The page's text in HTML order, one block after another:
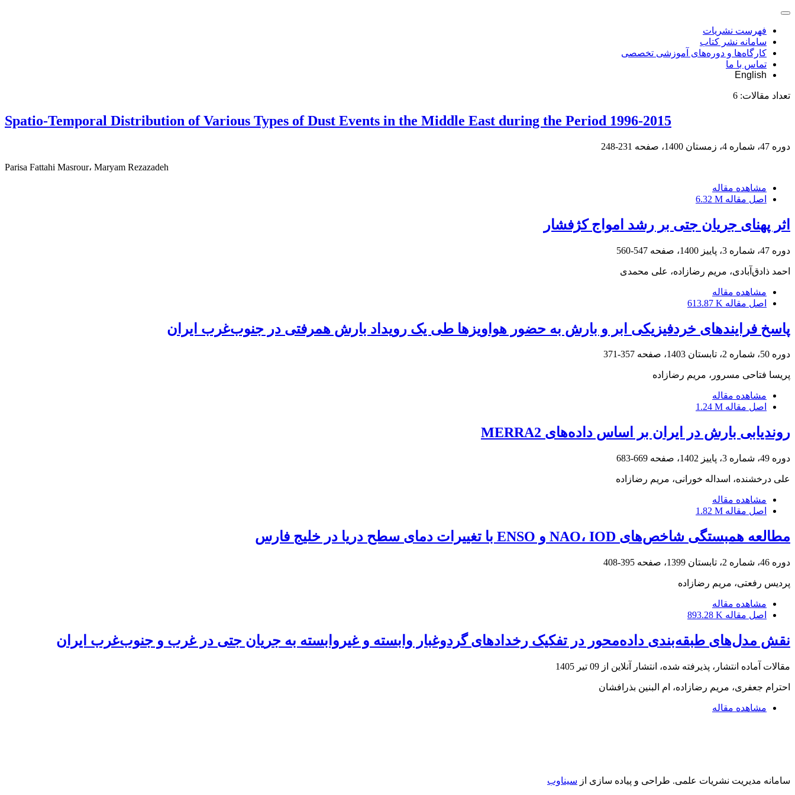
فهرست نشریات
سامانه نشر کتاب
کارگاه‌ها و دوره‌های آموزشی تخصصی
تماس با ما
English
تعداد مقالات: 6
Spatio-Temporal Distribution of Various Types of Dust Events in the Middle East during the Period 1996-2015
دوره 47، شماره 4، زمستان 1400، صفحه 231-248
Parisa Fattahi Masrour، Maryam Rezazadeh
مشاهده مقاله
اصل مقاله 6.32 M
اثر پهنای جریان جتی بر رشد امواج کژفشار
دوره 47، شماره 3، پاییز 1400، صفحه 547-560
احمد ذادق‌آبادی، مریم رضازاده، علی محمدی
مشاهده مقاله
اصل مقاله 613.87 K
پاسخ فرایندهای خردفیزیکی ابر و بارش به حضور هواویزها طی یک رویداد بارش همرفتی در جنوب‌غرب ایران
دوره 50، شماره 2، تابستان 1403، صفحه 357-371
پریسا فتاحی مسرور، مریم رضازاده
مشاهده مقاله
اصل مقاله 1.24 M
روندیابی بارش در ایران بر اساس داده‌‌های MERRA2
دوره 49، شماره 3، پاییز 1402، صفحه 669-683
علی درخشنده، اسداله خورانی، مریم رضازاده
مشاهده مقاله
اصل مقاله 1.82 M
مطالعه همبستگی شاخص‌های NAO، IOD و ENSO با تغییرات دمای سطح دریا در خلیج فارس
دوره 46، شماره 2، تابستان 1399، صفحه 395-408
پردیس رفعتی، مریم رضازاده
مشاهده مقاله
اصل مقاله 893.28 K
نقش مدل‌های طبقه‌بندی داده‌محور در تفکیک رخدادهای گردوغبار وابسته و غیروابسته به جریان جتی در غرب و جنوب‌غرب ایران
مقالات آماده انتشار، پذیرفته شده، انتشار آنلاین از 09 تیر 1405
احترام جعفری، مریم رضازاده، ام البنین بذرافشان
مشاهده مقاله
سامانه مدیریت نشریات علمی. طراحی و پیاده سازی از سیناوب